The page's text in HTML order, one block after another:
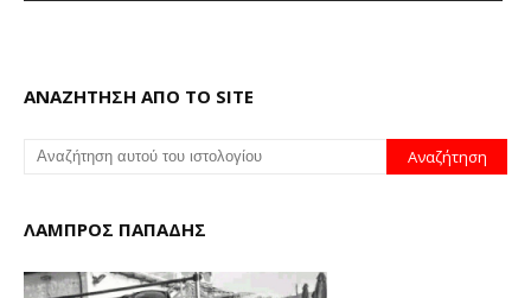
ΑΝΑΖΗΤΗΣΗ ΑΠΟ ΤΟ SITE
ΛΑΜΠΡΟΣ ΠΑΠΑΔΗΣ